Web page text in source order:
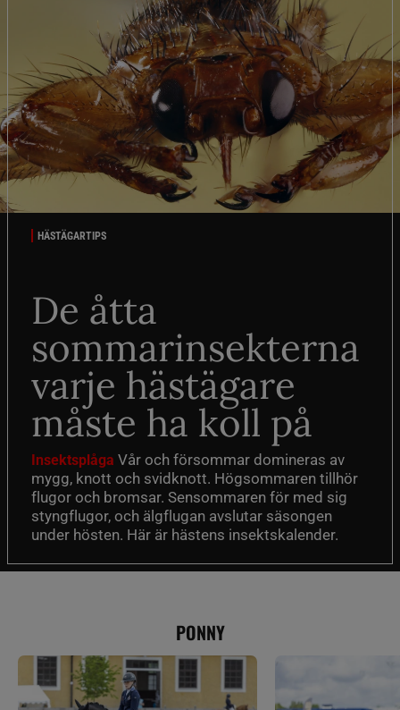
HÄSTÄGARTIPS
De åtta
sommarinsekterna
varje hästägare
måste ha koll på
Insektsplåga Vår och försommar domineras av
mygg, knott och svidknott. Högsommaren tillhör
flugor och bromsar. Sensommaren för med sig
styngflugor, och älgflugan avslutar säsongen
under hösten. Här är hästens insektskalender.
PONNY